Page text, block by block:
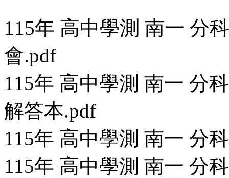
115年 高中學測 南一 分
會.pdf
115年 高中學測 南一 分
解答本.pdf
115年 高中學測 南一 分
115年 高中學測 南一 分